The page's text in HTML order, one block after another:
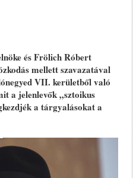
és Frölich Róbert
mellett szavazatával
VII. kerületből való
a jelenlevők „sztoikus
a tárgyalásokat a